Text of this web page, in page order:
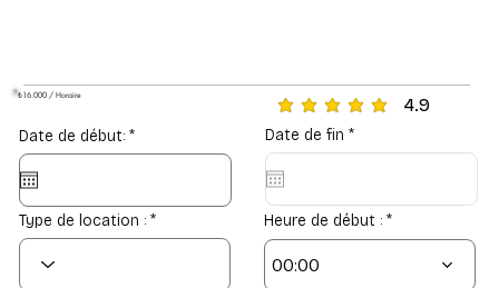
₺16.000 / Horaire 4.9
la note moyenne est 4.9
Date de début: *r
e
r
e
d
Date de fin *r
e
r
e
d
Type de location : Heure de début :
00:00